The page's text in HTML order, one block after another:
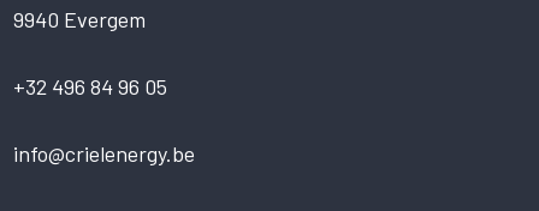
9940 Evergem
+32 496 84 96 05
info@crielenergy.be
FUNCTIONEEL
NIET-GECLASSIFICEERD